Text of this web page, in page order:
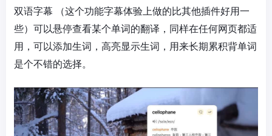
双语字幕 （这个功能字幕体验上做的比其他插件好用一
些）可以悬停查看某个单词的翻译，同样在任何网页都适
用，可以添加生词，高亮显示生词，用来长期累积背单词
是个不错的选择。